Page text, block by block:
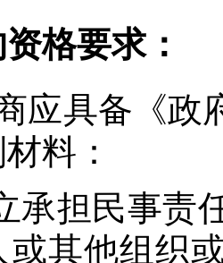
格要求：
应具备《政
料：
承担民事责
或其他组织